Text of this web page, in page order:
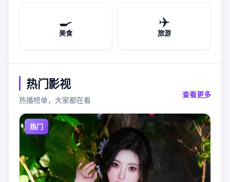
🍳
美食
✈️
旅游
热门影视
热播榜单，大家都在看
查看更多
热门